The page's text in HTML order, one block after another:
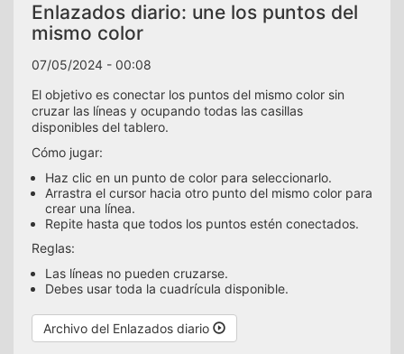
Enlazados diario: une los puntos del
mismo color
07/05/2024 - 00:08
El objetivo es conectar los puntos del mismo color sin
cruzar las líneas y ocupando todas las casillas
disponibles del tablero.
Cómo jugar:
Haz clic en un punto de color para seleccionarlo.
Arrastra el cursor hacia otro punto del mismo color para
crear una línea.
Repite hasta que todos los puntos estén conectados.
Reglas:
Las líneas no pueden cruzarse.
Debes usar toda la cuadrícula disponible.
Archivo del Enlazados diario